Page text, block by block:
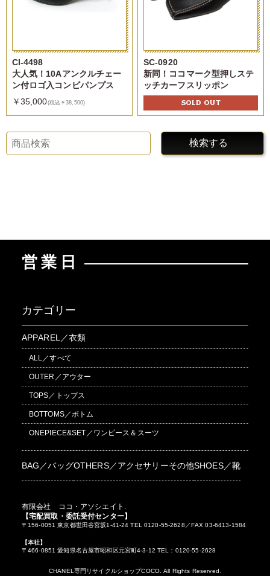
CI-4498
大人気！10Aアンクルチェー
ン付ロゴ入コンビパンプス
￥35,000(税込￥38,500)
SC-0920
新同！ココマーク型押しステ
ッチカーフスリッポン
SOLD OUT
検索する
営業日
カテゴリー
APPAREL／衣類
ALL／すべて
OUTER／アウター
TOPS／トップス
BOTTOMS／ボトム
ONEPIECE&SET／ワンピース＆スーツ
BAG／バッグOTHERS／アクセサリーその他SHOES／靴
有限会社 ココ・アソシエイト.
【宅配買取・委託受付センター】
〒156-0051 東京都世田谷宮坂1-41-24 TEL 0120-55-2628／FAX 03-6413-1584
【本社】
〒466-0851 愛知県名古屋市昭和区元宮町4-3-12 TEL：0120-55-2628
CHANEL専門リサイクルショップCOCO. All Rights Reserved.